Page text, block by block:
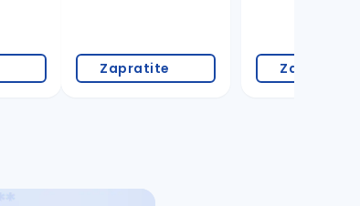
Zapratite Zapratite